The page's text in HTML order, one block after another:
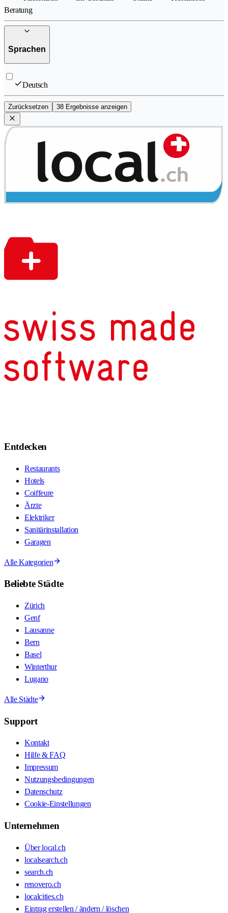
Beratung
Sprachen
Deutsch
Zurücksetzen 38 Ergebnisse anzeigen
Entdecken
Restaurants
Hotels
Coiffeure
Ärzte
Elektriker
Sanitärinstallation
Garagen
Alle Kategorien
Beliebte Städte
Zürich
Genf
Lausanne
Bern
Basel
Winterthur
Lugano
Alle Städte
Support
Kontakt
Hilfe & FAQ
Impressum
Nutzungsbedingungen
Datenschutz
Cookie-Einstellungen
Unternehmen
Über local.ch
localsearch.ch
search.ch
renovero.ch
localcities.ch
Eintrag erstellen / ändern / löschen